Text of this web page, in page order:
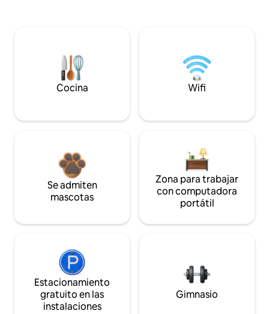
Cocina Wifi
Se admiten
mascotas
Zona para trabajar
con computadora
portátil
Estacionamiento
gratuito en las
instalaciones
Gimnasio